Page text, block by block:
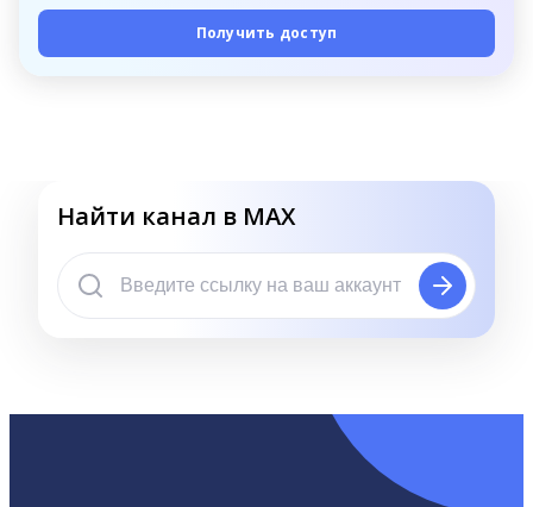
Получить доступ
Найти канал в MAX